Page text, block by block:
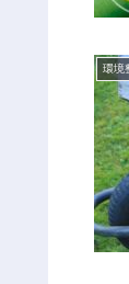
環境